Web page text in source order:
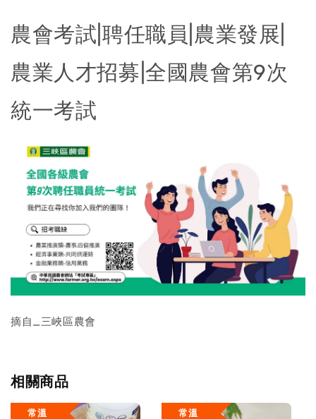
農會考試|聘任職員|農業發展|
農業人才招募|全國農會第9次
統一考試
摘自_三峽區農會
相關商品
常溫 常溫